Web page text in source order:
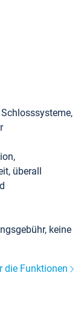
überall
keine
die Funktionen